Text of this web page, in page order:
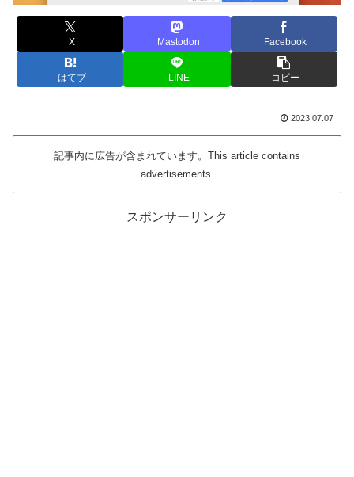
X Mastodon Facebook
はてブ LINE コピー
2023.07.07
記事内に広告が含まれています。This article contains
advertisements.
スポンサーリンク